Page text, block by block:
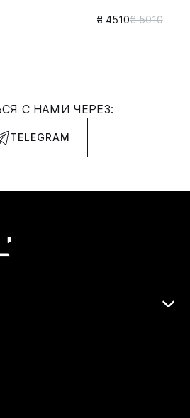
₴ 4510₴ 5010
С НАМИ ЧЕРЕЗ:
TELEGRAM